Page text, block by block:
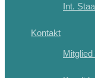
Int.
Kontakt